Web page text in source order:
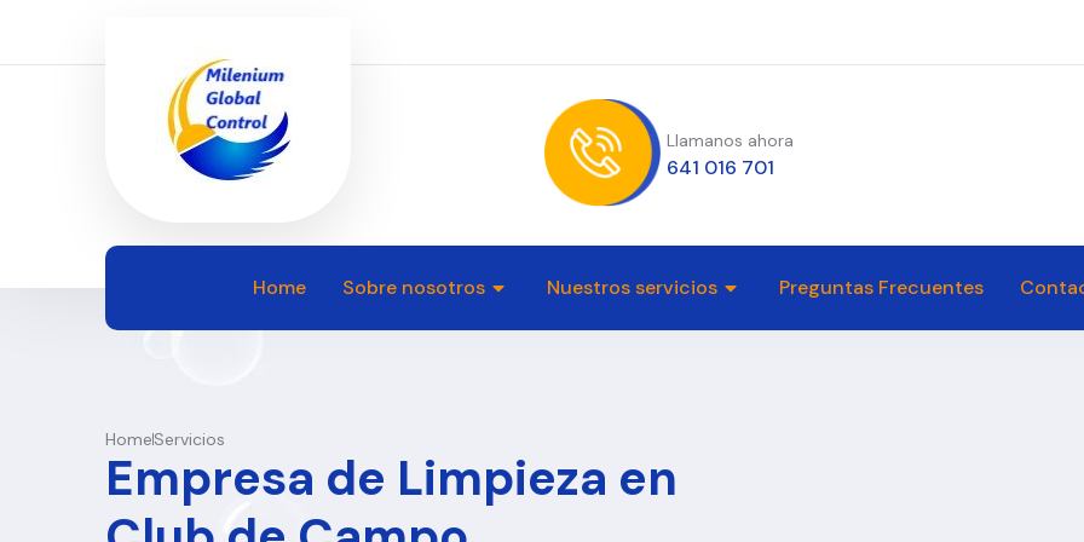
Llamanos ahora
641 016 701
Home Sobre nosotros Nuestros servicios Preguntas Frecuentes
HomeServicios
Empresa de Limpieza en